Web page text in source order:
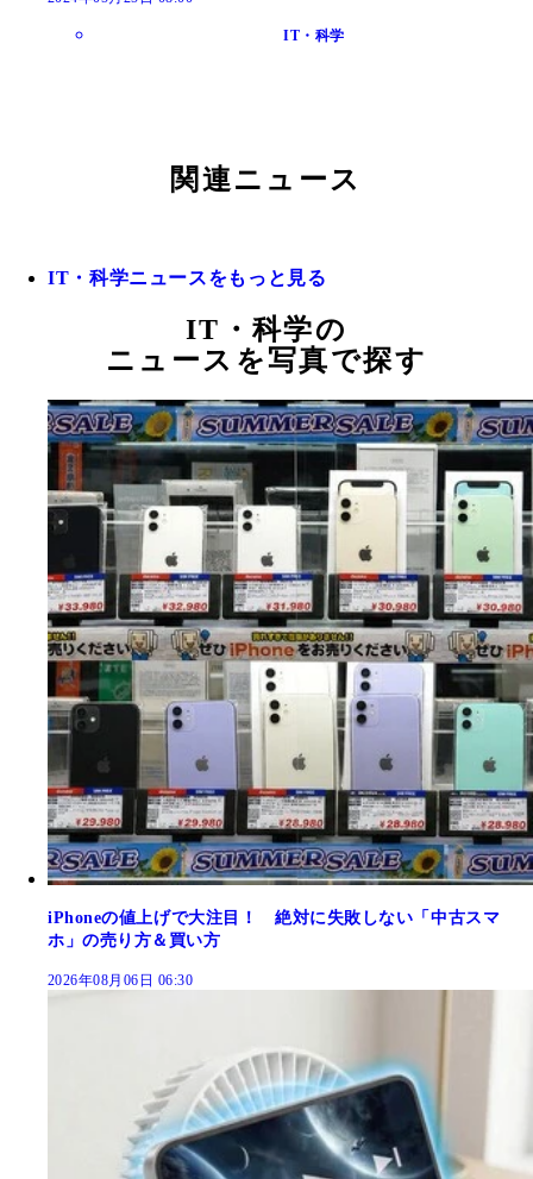
IT・科学
関連ニュース
IT・科学ニュースをもっと見る
IT・科学の
ニュースを写真で探す
iPhoneの値上げで大注目！ 絶対に失敗しない「中古スマ
ホ」の売り方＆買い方
2026年08月06日 06:30